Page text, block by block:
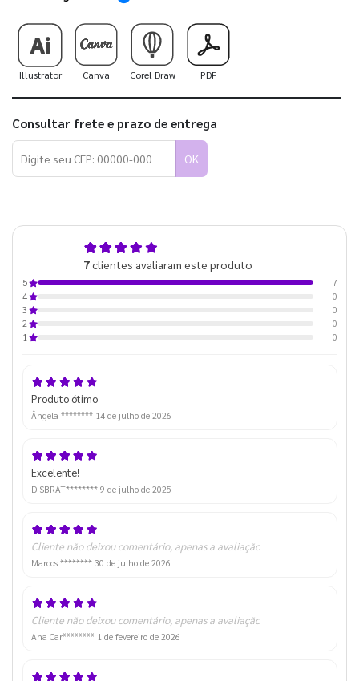
Illustrator Canva Corel Draw PDF
Consultar frete e prazo de entrega
OK
7clientes avaliaram este produto
5
7
4
0
3
0
2
0
1
0
Produto ótimo
Ângela ******** 14 de julho de 2026
Excelente!
DISBRAT******** 9 de julho de 2025
Cliente não deixou comentário, apenas a avaliação
Marcos ******** 30 de julho de 2026
Cliente não deixou comentário, apenas a avaliação
Ana Car******** 1 de fevereiro de 2026